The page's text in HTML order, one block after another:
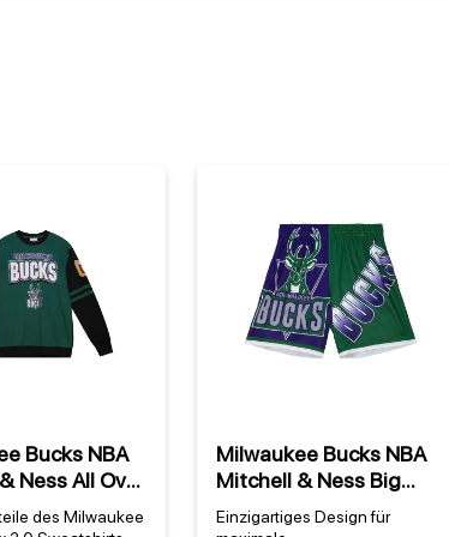
Bucks NBA
Ness All Over
des Milwaukee
Milwaukee Bucks NBA
Mitchell & Ness Big
Face Fashion 5.0 Shorts
Einzigartiges Design für